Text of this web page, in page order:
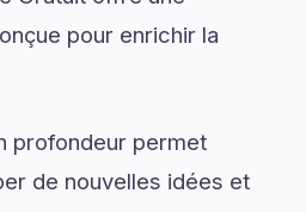
pour enrichir la
profondeur permet
de nouvelles idées et